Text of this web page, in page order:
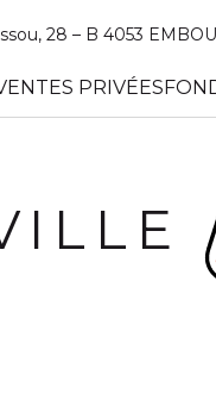
28 – B 4053
PRIVÉES